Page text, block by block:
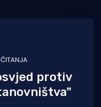
ČITANJA
protiv